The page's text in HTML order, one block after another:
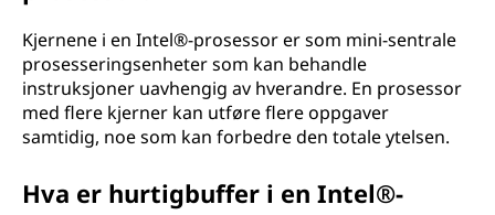
Kjernene i en Intel®-prosessor er som mini-sentrale
prosesseringsenheter som kan behandle
instruksjoner uavhengig av hverandre. En prosessor
med flere kjerner kan utføre flere oppgaver
samtidig, noe som kan forbedre den totale ytelsen.
Hva er hurtigbuffer i en Intel®-